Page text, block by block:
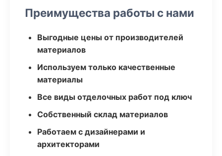
Преимущества работы с нами
Выгодные цены от производителей
материалов
Используем только качественные
материалы
Все виды отделочных работ под ключ
Собственный склад материалов
Работаем с дизайнерами и
архитекторами